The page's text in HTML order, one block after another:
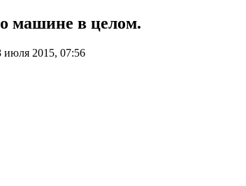
машине в целом.
июля 2015, 07:56